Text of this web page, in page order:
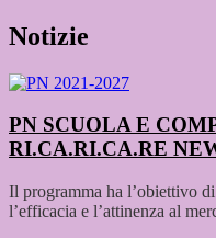
Notizie
PN SCUOLA E
RI.CA.RI.CA.RE
Il programma ha l’obiettivo
l’efficacia e l’attinenza al